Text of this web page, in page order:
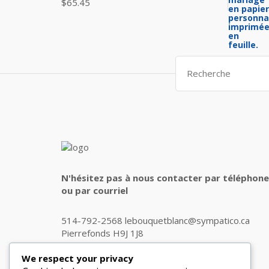
Search
for:
N'hésitez pas à nous contacter par
ou par courriel
514-792-2568 lebouquetblanc@sympatico.ca
Pierrefonds H9J 1J8
We respect your privacy